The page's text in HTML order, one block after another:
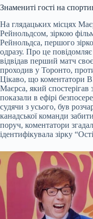
Знамениті гості на
На глядацьких місцях
Рейнольдсом, зіркою
Рейнольдса, першого
одразу. Про це
відвідав перший матч
проходив у Торонто,
Цікаво, що коментатори
Маєрса, який
показали в ефірі
судячи з усього, був
канадської команди
поруч, коментатори
ідентифікувала зірку